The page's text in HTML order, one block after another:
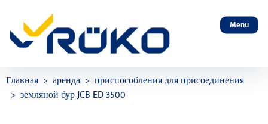
Menu
Главная аренда
приспособления для присоединения
земляной бур JCB ED 3500